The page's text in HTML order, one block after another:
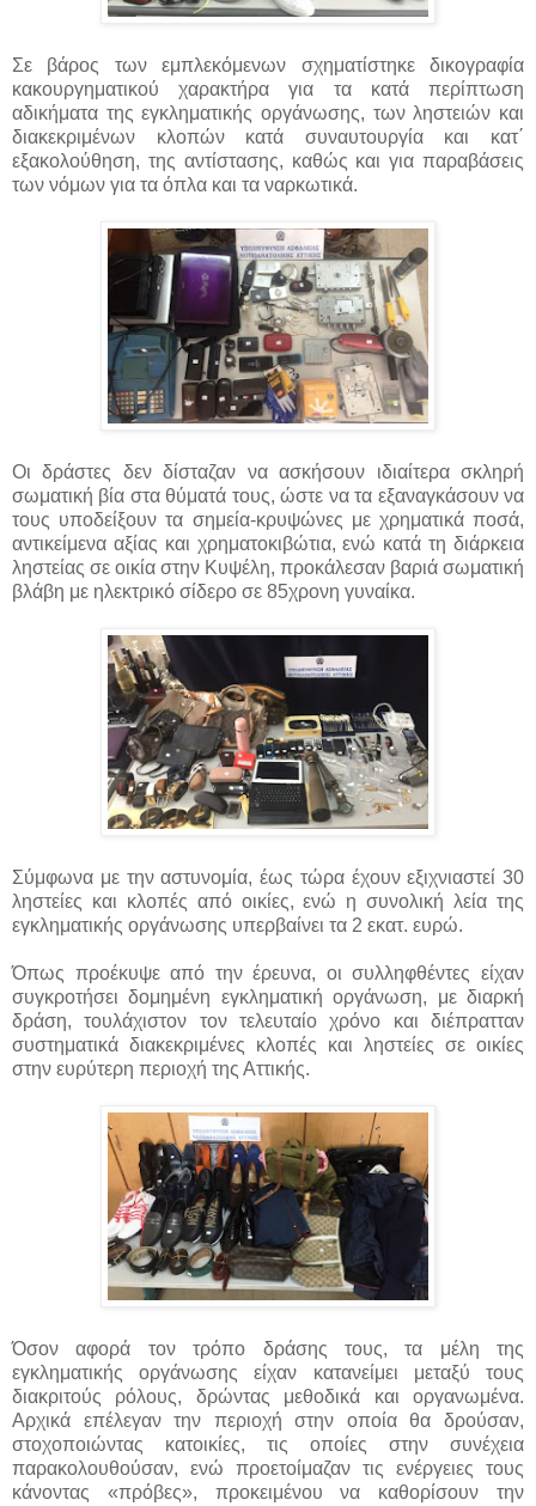
Σε βάρος των εμπλεκόμενων σχηματίστηκε δικογραφία
κακουργηματικού χαρακτήρα για τα κατά περίπτωση
αδικήματα της εγκληματικής οργάνωσης, των ληστειών και
διακεκριμένων κλοπών κατά συναυτουργία και κατ΄
εξακολούθηση, της αντίστασης, καθώς και για παραβάσεις
των νόμων για τα όπλα και τα ναρκωτικά.
Οι δράστες δεν δίσταζαν να ασκήσουν ιδιαίτερα σκληρή
σωματική βία στα θύματά τους, ώστε να τα εξαναγκάσουν να
τους υποδείξουν τα σημεία-κρυψώνες με χρηματικά ποσά,
αντικείμενα αξίας και χρηματοκιβώτια, ενώ κατά τη διάρκεια
ληστείας σε οικία στην Κυψέλη, προκάλεσαν βαριά σωματική
βλάβη με ηλεκτρικό σίδερο σε 85χρονη γυναίκα.
Σύμφωνα με την αστυνομία, έως τώρα έχουν εξιχνιαστεί 30
ληστείες και κλοπές από οικίες, ενώ η συνολική λεία της
εγκληματικής οργάνωσης υπερβαίνει τα 2 εκατ. ευρώ.
Όπως προέκυψε από την έρευνα, οι συλληφθέντες είχαν
συγκροτήσει δομημένη εγκληματική οργάνωση, με διαρκή
δράση, τουλάχιστον τον τελευταίο χρόνο και διέπρατταν
συστηματικά διακεκριμένες κλοπές και ληστείες σε οικίες
στην ευρύτερη περιοχή της Αττικής.
Όσον αφορά τον τρόπο δράσης τους, τα μέλη της
εγκληματικής οργάνωσης είχαν κατανείμει μεταξύ τους
διακριτούς ρόλους, δρώντας μεθοδικά και οργανωμένα.
Αρχικά επέλεγαν την περιοχή στην οποία θα δρούσαν,
στοχοποιώντας κατοικίες, τις οποίες στην συνέχεια
παρακολουθούσαν, ενώ προετοίμαζαν τις ενέργειες τους
κάνοντας «πρόβες», προκειμένου να καθορίσουν την